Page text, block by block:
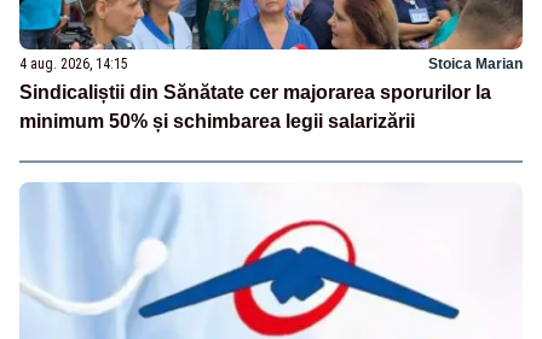
4 aug. 2026, 14:15 Stoica Marian
Sindicaliștii din Sănătate cer majorarea sporurilor la
minimum 50% și schimbarea legii salarizării